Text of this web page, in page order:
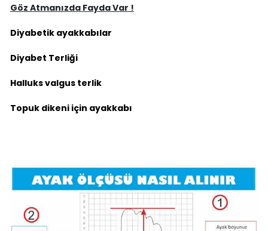
Göz Atmanızda Fayda Var !
Diyabetik ayakkabılar
Diyabet Terliği
Halluks valgus terlik
Topuk dikeni için ayakkabı